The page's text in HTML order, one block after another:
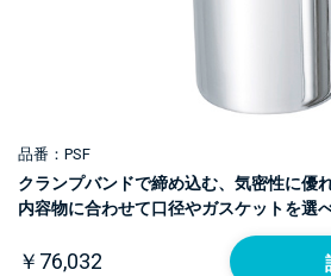
品番：PSF
クランプバンドで締め込む、気密性に優
内容物に合わせて口径やガスケットを選べ
￥76,032